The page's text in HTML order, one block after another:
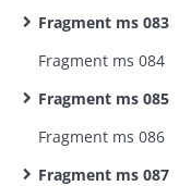
Fragment ms 083
Fragment ms 084
Fragment ms 085
Fragment ms 086
Fragment ms 087